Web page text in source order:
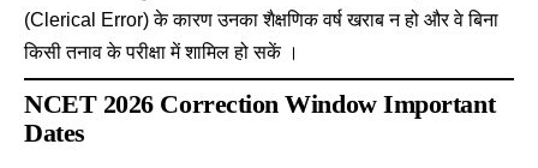
(Clerical Error) के कारण उनका शैक्षणिक वर्ष खराब न हो और वे बिना
किसी तनाव के परीक्षा में शामिल हो सकें ।
NCET 2026 Correction Window Important
Dates